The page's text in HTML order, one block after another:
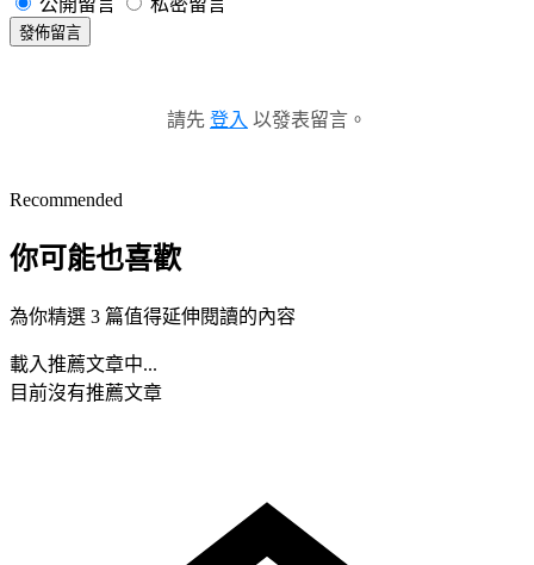
公開留言 私密留言
發佈留言
請先 登入 以發表留言。
Recommended
你可能也喜歡
為你精選 3 篇值得延伸閱讀的內容
載入推薦文章中...
目前沒有推薦文章